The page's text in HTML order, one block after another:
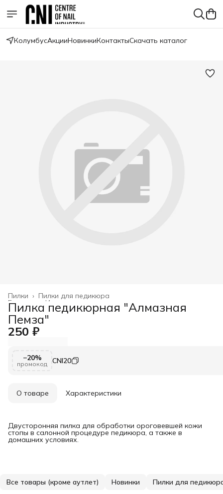
КолумбусАкцииНовинкиКонтактыСкачать каталог
Пилки для педикюра
Пилки ›
Инструменты и принадлежности
Главная
Пилка педикюрная "Алмазная
Пемза"
250 ₽
−20%
промокод CNI20
О товаре Характеристики
Двусторонняя пилка для обработки ороговевшей кожи
стопы в салонной процедуре педикюра, а также в
домашних условиях.
Все товары (кроме аутлет) Новинки Пилки для